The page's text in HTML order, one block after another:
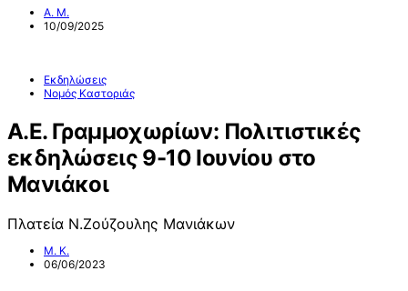
Α. Μ.
10/09/2025
Εκδηλώσεις
Νομός Καστοριάς
A.E. Γραμμοχωρίων: Πολιτιστικές
εκδηλώσεις 9-10 Ιουνίου στο
Μανιάκοι
Πλατεία Ν.Ζούζουλης Μανιάκων
Μ. Κ.
06/06/2023